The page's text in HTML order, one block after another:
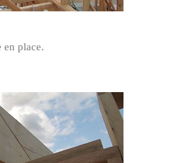
en place.